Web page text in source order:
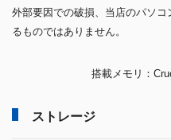
外部要因での破損、当店のパソ
るものではありません。
搭載メモリ：
ストレージ